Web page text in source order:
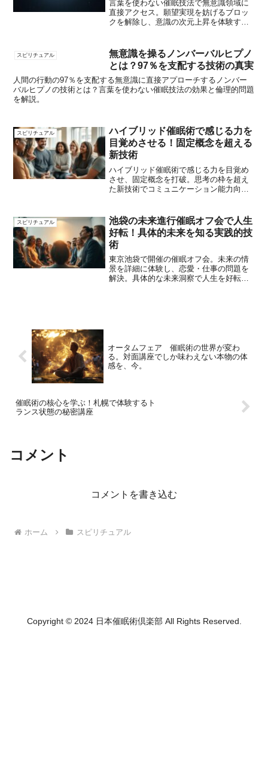
言葉を使わない催眠技法で無意識領域に
直接アクセス。願望実現を妨げるブロッ
クを解除し、意識の次元上昇を体験する4
スピリチュアル
無意識を操るノンバーバルヒプノ
とは？97％を支配する技術の真実
人間の行動の97％を支配する無意識に直接アプローチするノンバー
バルヒプノの技術とは？言葉を使わない催眠技法の効果と倫理的問題
を解説。
スピリチュアル
ハイブリッド催眠術で感じる力を
目覚めさせる！固定概念を超える
新技術
ハイブリッド催眠術で感じる力を目覚め
させ、固定概念を打破。思考の枠を超え
た新技術でコミュニケーション能力向上
スピリチュアル
池袋の未来進行催眠オフ会で人生
好転！具体的未来を知る実践的技
術
東京池袋で開催の催眠オフ会。未来の情
景を詳細に体験し、恋愛・仕事の問題を
解決。具体的な未来洞察で人生を好転さ
オータムフェア 催眠術の世界が変わ
る。対面講座でしか味わえない本物の体
感を、今。
催眠術の核心を学ぶ！札幌で体験するト
ランス状態の秘密講座
コメント
コメントを書き込む
ホーム スピリチュアル
Copyright © 2024 日本催眠術倶楽部 All Rights Reserved.